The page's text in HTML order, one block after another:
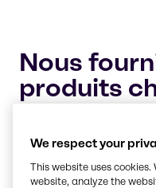
Nous
produits
agricoles
segments
principaux
We respect your
This website uses
website, analyze the